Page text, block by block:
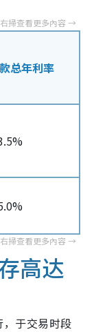
总年利率
高达
于交易时段